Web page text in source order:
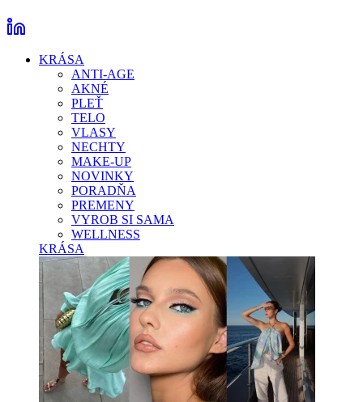
KRÁSA
ANTI-AGE
AKNÉ
PLEŤ
TELO
VLASY
NECHTY
MAKE-UP
NOVINKY
PORADŇA
PREMENY
VYROB SI SAMA
WELLNESS
KRÁSA